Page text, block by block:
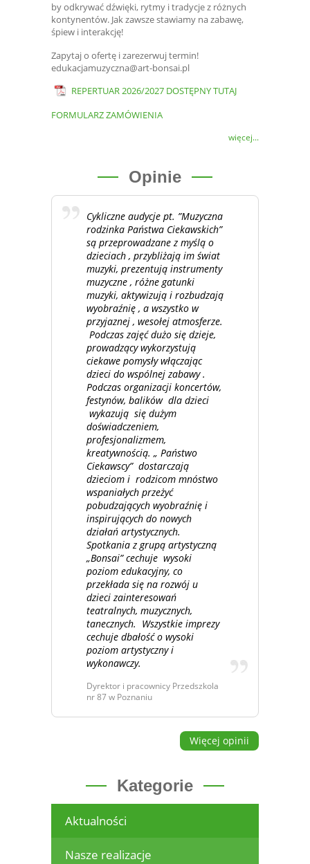
by odkrywać dźwięki, rytmy i tradycje z różnych
kontynentów. Jak zawsze stawiamy na zabawę,
śpiew i interakcję!
Zapytaj o ofertę i zarezerwuj termin!
edukacjamuzyczna@art-bonsai.pl
REPERTUAR 2026/2027 DOSTĘPNY TUTAJ
FORMULARZ ZAMÓWIENIA
więcej...
Opinie
Cykliczne audycje pt. ”Muzyczna
rodzinka Państwa Ciekawskich”
są przeprowadzane z myślą o
dzieciach , przybliżają im świat
muzyki, prezentują instrumenty
muzyczne , różne gatunki
muzyki, aktywizują i rozbudzają
wyobraźnię , a wszystko w
przyjaznej , wesołej atmosferze.
Podczas zajęć dużo się dzieje,
prowadzący wykorzystują
ciekawe pomysły włączając
dzieci do wspólnej zabawy .
Podczas organizacji koncertów,
festynów, balików dla dzieci
wykazują się dużym
doświadczeniem,
profesjonalizmem,
kreatywnością. „ Państwo
Ciekawscy” dostarczają
dzieciom i rodzicom mnóstwo
wspaniałych przeżyć
pobudzających wyobraźnię i
inspirujących do nowych
działań artystycznych.
Spotkania z grupą artystyczną
„Bonsai” cechuje wysoki
poziom edukacyjny, co
przekłada się na rozwój u
dzieci zainteresowań
teatralnych, muzycznych,
tanecznych. Wszystkie imprezy
cechuje dbałość o wysoki
poziom artystyczny i
wykonawczy.
Dyrektor i pracownicy Przedszkola
nr 87 w Poznaniu
Więcej opinii
Kategorie
Aktualności
Nasze realizacje